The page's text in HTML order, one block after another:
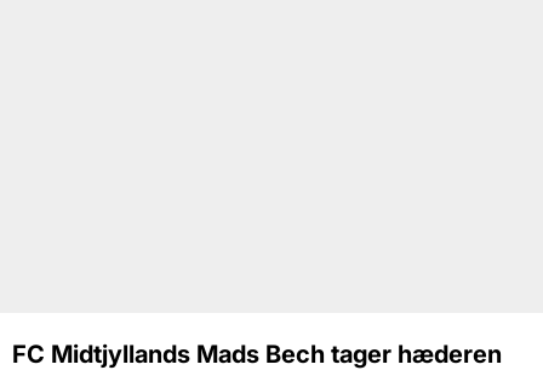
FC Midtjyllands Mads Bech tager hæderen